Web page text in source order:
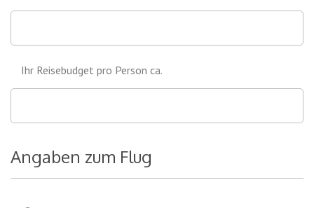
Ihr Reisebudget pro Person ca.
Angaben zum Flug